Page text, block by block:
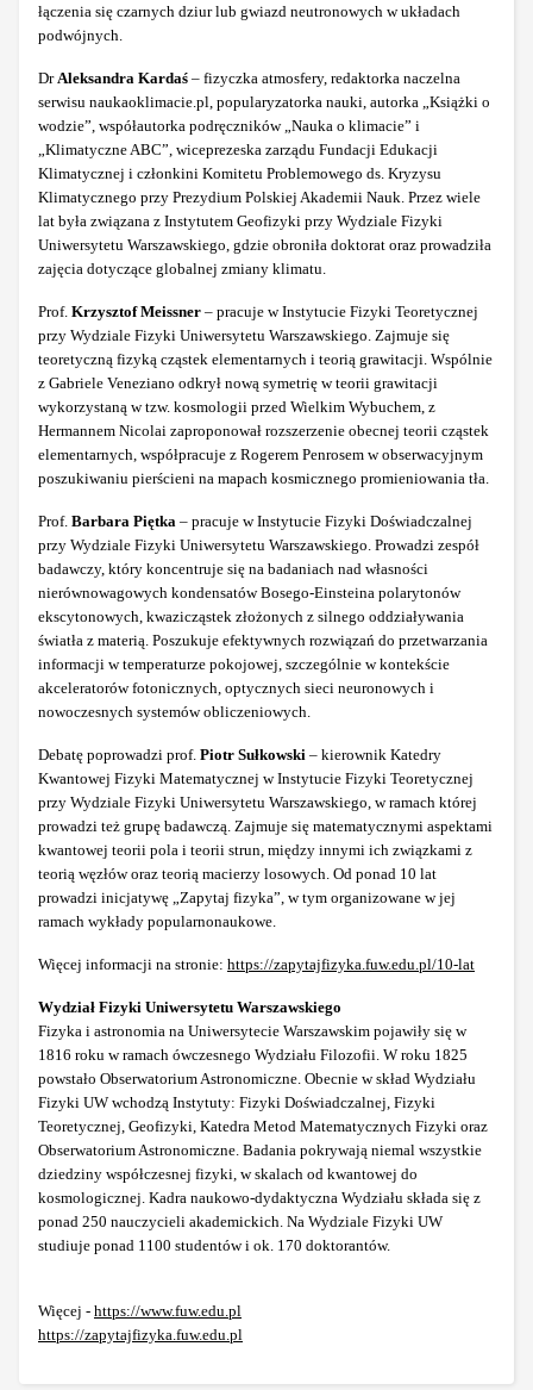
łączenia się czarnych dziur lub gwiazd neutronowych w układach
podwójnych.
Dr Aleksandra Kardaś – fizyczka atmosfery, redaktorka naczelna
serwisu naukaoklimacie.pl, popularyzatorka nauki, autorka „Książki o
wodzie”, współautorka podręczników „Nauka o klimacie” i
„Klimatyczne ABC”, wiceprezeska zarządu Fundacji Edukacji
Klimatycznej i członkini Komitetu Problemowego ds. Kryzysu
Klimatycznego przy Prezydium Polskiej Akademii Nauk. Przez wiele
lat była związana z Instytutem Geofizyki przy Wydziale Fizyki
Uniwersytetu Warszawskiego, gdzie obroniła doktorat oraz prowadziła
zajęcia dotyczące globalnej zmiany klimatu.
Prof. Krzysztof Meissner – pracuje w Instytucie Fizyki Teoretycznej
przy Wydziale Fizyki Uniwersytetu Warszawskiego. Zajmuje się
teoretyczną fizyką cząstek elementarnych i teorią grawitacji. Wspólnie
z Gabriele Veneziano odkrył nową symetrię w teorii grawitacji
wykorzystaną w tzw. kosmologii przed Wielkim Wybuchem, z
Hermannem Nicolai zaproponował rozszerzenie obecnej teorii cząstek
elementarnych, współpracuje z Rogerem Penrosem w obserwacyjnym
poszukiwaniu pierścieni na mapach kosmicznego promieniowania tła.
Prof. Barbara Piętka – pracuje w Instytucie Fizyki Doświadczalnej
przy Wydziale Fizyki Uniwersytetu Warszawskiego. Prowadzi zespół
badawczy, który koncentruje się na badaniach nad własności
nierównowagowych kondensatów Bosego-Einsteina polarytonów
ekscytonowych, kwazicząstek złożonych z silnego oddziaływania
światła z materią. Poszukuje efektywnych rozwiązań do przetwarzania
informacji w temperaturze pokojowej, szczególnie w kontekście
akceleratorów fotonicznych, optycznych sieci neuronowych i
nowoczesnych systemów obliczeniowych.
Debatę poprowadzi prof. Piotr Sułkowski – kierownik Katedry
Kwantowej Fizyki Matematycznej w Instytucie Fizyki Teoretycznej
przy Wydziale Fizyki Uniwersytetu Warszawskiego, w ramach której
prowadzi też grupę badawczą. Zajmuje się matematycznymi aspektami
kwantowej teorii pola i teorii strun, między innymi ich związkami z
teorią węzłów oraz teorią macierzy losowych. Od ponad 10 lat
prowadzi inicjatywę „Zapytaj fizyka”, w tym organizowane w jej
ramach wykłady popularnonaukowe.
Więcej informacji na stronie: https://zapytajfizyka.fuw.edu.pl/10-lat
Wydział Fizyki Uniwersytetu Warszawskiego
Fizyka i astronomia na Uniwersytecie Warszawskim pojawiły się w
1816 roku w ramach ówczesnego Wydziału Filozofii. W roku 1825
powstało Obserwatorium Astronomiczne. Obecnie w skład Wydziału
Fizyki UW wchodzą Instytuty: Fizyki Doświadczalnej, Fizyki
Teoretycznej, Geofizyki, Katedra Metod Matematycznych Fizyki oraz
Obserwatorium Astronomiczne. Badania pokrywają niemal wszystkie
dziedziny współczesnej fizyki, w skalach od kwantowej do
kosmologicznej. Kadra naukowo-dydaktyczna Wydziału składa się z
ponad 250 nauczycieli akademickich. Na Wydziale Fizyki UW
studiuje ponad 1100 studentów i ok. 170 doktorantów.
Więcej - https://www.fuw.edu.pl
https://zapytajfizyka.fuw.edu.pl